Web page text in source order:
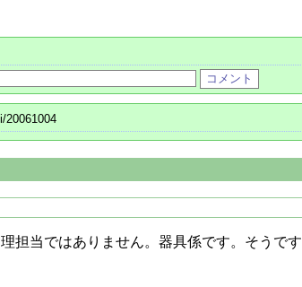
20061004
担当ではありません。器具係です。そうで